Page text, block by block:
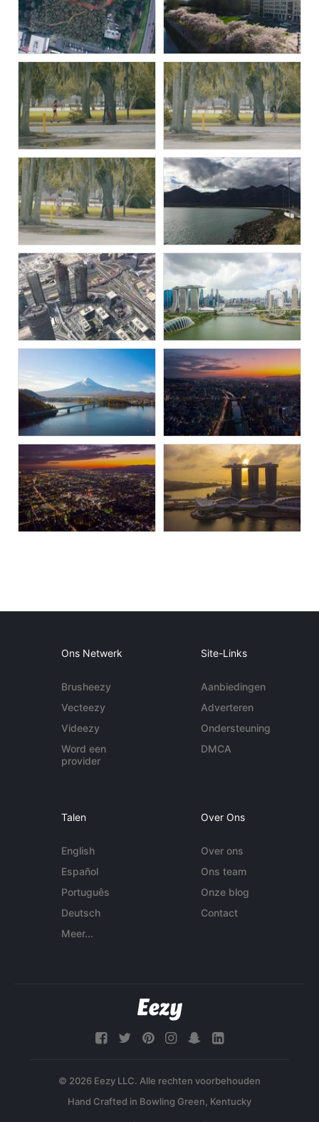
Ons Netwerk
Brusheezy
Vecteezy
Videezy
Word een
provider
Site-Links
Aanbiedingen
Adverteren
Ondersteuning
DMCA
Talen
English
Español
Português
Deutsch
Meer...
Over Ons
Over ons
Ons team
Onze blog
Contact
© 2026 Eezy LLC. Alle rechten voorbehouden